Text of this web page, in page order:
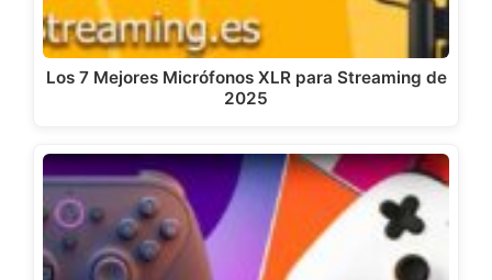
Los 7 Mejores Micrófonos XLR para Streaming de
2025